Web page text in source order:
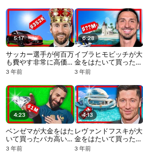
5:17
サッカー選手が何百万
も費やす非常に高価な
車
3 年前
4:23
ベンゼマが大金をはた
いて買ったバカ高いも
の
3 年前
6:28
イブラヒモビッチが大
金をはたいて買ったバ
カ高いもの
3 年前
4:13
レヴァンドフスキが大
金をはたいて買ったバ
カ高いもの
3 年前